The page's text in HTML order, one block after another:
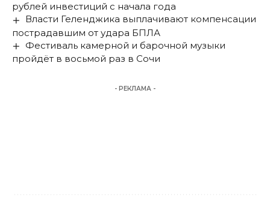
рублей инвестиций с начала года
Власти Геленджика выплачивают компенсации
пострадавшим от удара БПЛА
Фестиваль камерной и барочной музыки
пройдёт в восьмой раз в Сочи
- РЕКЛАМА -